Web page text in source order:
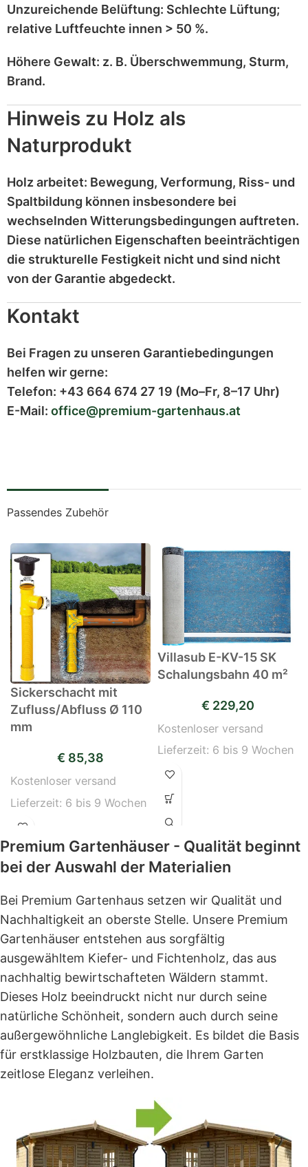
Unzureichende Belüftung: Schlechte Lüftung;
relative Luftfeuchte innen > 50 %.
Höhere Gewalt: z. B. Überschwemmung, Sturm,
Brand.
Hinweis zu Holz als
Naturprodukt
Holz arbeitet: Bewegung, Verformung, Riss- und
Spaltbildung können insbesondere bei
wechselnden Witterungsbedingungen auftreten.
Diese natürlichen Eigenschaften beeinträchtigen
die strukturelle Festigkeit nicht und sind nicht
von der Garantie abgedeckt.
Kontakt
Bei Fragen zu unseren Garantiebedingungen
helfen wir gerne:
Telefon: +43 664 674 27 19 (Mo–Fr, 8–17 Uhr)
E-Mail: office@premium-gartenhaus.at
Passendes Zubehör
Sickerschacht mit
Zufluss/Abfluss Ø 110
mm
€ 85,38
Kostenloser versand
Lieferzeit: 6 bis 9 Wochen
Villasub E-KV-15 SK
Schalungsbahn 40 m²
€ 229,20
Kostenloser versand
Lieferzeit: 6 bis 9 Wochen
Premium Gartenhäuser - Qualität beginnt
bei der Auswahl der Materialien
Bei Premium Gartenhaus setzen wir Qualität und
Nachhaltigkeit an oberste Stelle. Unsere Premium
Gartenhäuser entstehen aus sorgfältig
ausgewähltem Kiefer- und Fichtenholz, das aus
nachhaltig bewirtschafteten Wäldern stammt.
Dieses Holz beeindruckt nicht nur durch seine
natürliche Schönheit, sondern auch durch seine
außergewöhnliche Langlebigkeit. Es bildet die Basis
für erstklassige Holzbauten, die Ihrem Garten
zeitlose Eleganz verleihen.